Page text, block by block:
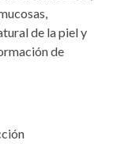
de la piel y
de